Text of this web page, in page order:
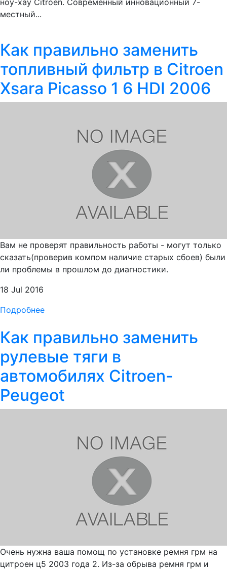
ноу-хау Citroёn. Современный инновационный 7-
местный...
Как правильно заменить
топливный фильтр в Citroen
Xsara Picasso 1 6 HDI 2006
Вам не проверят правильность работы - могут только
сказать(проверив компом наличие старых сбоев) были
ли проблемы в прошлом до диагностики.
18 Jul 2016
Подробнее
Как правильно заменить
рулевые тяги в
автомобилях Citroen-
Peugeot
Очень нужна ваша помощ по установке ремня грм на
цитроен ц5 2003 года 2. Из-за обрыва ремня грм и